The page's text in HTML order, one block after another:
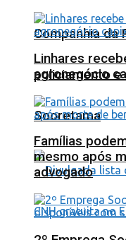
Companhia da
policiamento e
Sooretama
Linhares
agronegócio
Famílias
mesmo após
advogado